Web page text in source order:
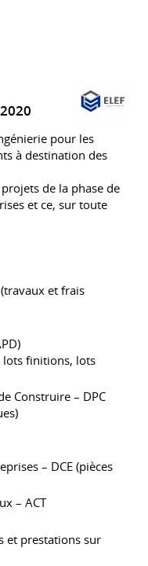
pour les
à destination des
de la phase de
et ce, sur toute
et frais
lots finitions, lots
Construire – DPC
– DCE (pièces
– ACT
et prestations sur